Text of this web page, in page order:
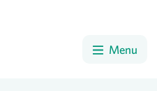
Menu